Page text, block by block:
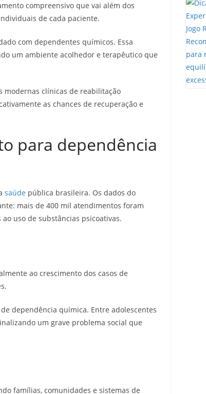
compreensivo que vai além dos
de cada paciente.
com dependentes químicos. Essa
um ambiente acolhedor e terapêutico que
modernas clínicas de reabilitação
as chances de recuperação e
para dependência
saúde pública brasileira. Os dados do
mais de 400 mil atendimentos foram
uso de substâncias psicoativas.
ao crescimento dos casos de
dependência química. Entre adolescentes
um grave problema social que
famílias, comunidades e sistemas de